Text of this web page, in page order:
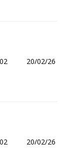
20/02/26
20/02/26